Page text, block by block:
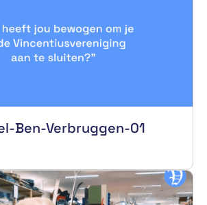
Ben-Verbruggen-01